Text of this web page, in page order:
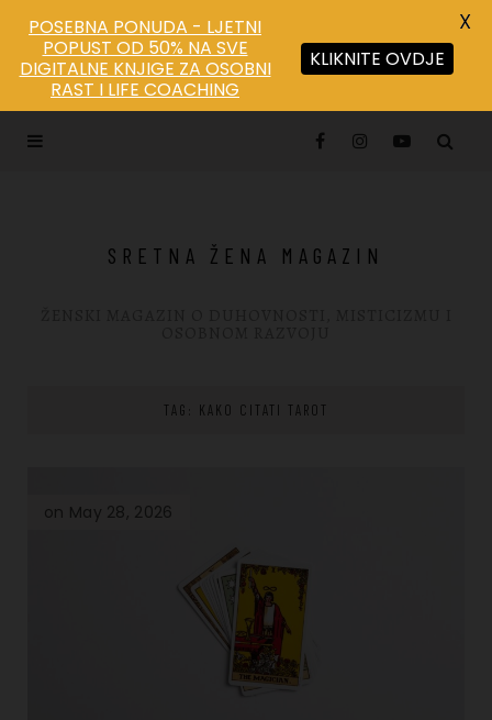
SRETNA ŽENA MAGAZIN
TAG: KAKO CITATI TAROT
on May 28, 2026
POSEBNA PONUDA - LJETNI
POPUST OD 50% NA SVE
DIGITALNE KNJIGE ZA OSOBNI
RAST I LIFE COACHING
KLIKNITE OVDJE
X
Save